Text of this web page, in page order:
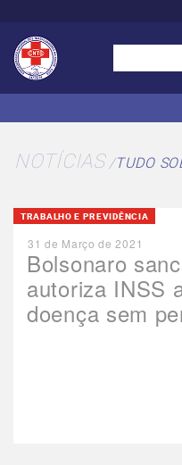
NOTÍCIAS TUDO
Bolsonaro
autoriza INSS
doença sem
TRABALHO E PREVIDÊNCIA
31 de Março de 2021